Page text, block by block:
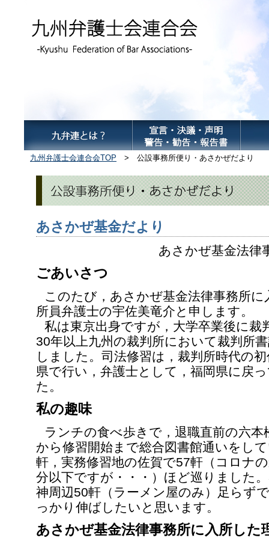
九州弁護士会連合会TOP > 公設事務所便り・あさかぜだより
あさかぜ基金だより
あさかぜ基金法律
ごあいさつ
このたび，あさかぜ基金法律事務所
所員弁護士の宇佐美竜介と申します。
私は東京出身ですが，大学卒業後に裁
30年以上九州の裁判所において裁判所
しました。司法修習は，裁判所時代の
県で行い，弁護士として，福岡県に戻
た。
私の趣味
ランチの食べ歩きで，退職直前の六本
から修習開始まで総合図書館通いをし
軒，実務修習地の佐賀で57軒（コロナ
分以下ですが・・・）ほど巡りました
神周辺50軒（ラーメン屋のみ）足らず
っかり伸ばしたいと思います。
あさかぜ基金法律事務所に入所した